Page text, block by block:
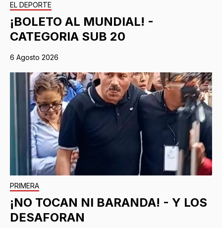
EL DEPORTE
¡BOLETO AL MUNDIAL! -
CATEGORIA SUB 20
6 Agosto 2026
PRIMERA
¡NO TOCAN NI BARANDA! - Y LOS
DESAFORAN